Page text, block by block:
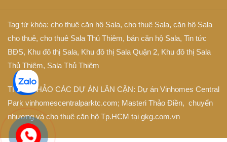
Tag từ khóa: cho thuê căn hộ Sala, cho thuê Sala, căn hộ Sala
cho thuê, cho thuê Sala Thủ Thiêm, bán căn hộ Sala, Tin tức
BĐS, Khu đô thị Sala, Khu đô thị Sala Quận 2, Khu đô thị Sala
Thủ Thiêm, Sala Thủ Thiêm
THAM KHẢO CÁC DỰ ÁN LÂN CẬN: Dự án Vinhomes Central
Park vinhomescentralparktc.com; Masteri Thảo Điền, chuyển
nhượng và cho thuê căn hộ Tp.HCM tại gkg.com.vn